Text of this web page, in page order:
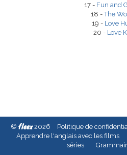
17 - Fun and
18 -The
19 - Love
20 - Love
© fleex2026 Politique de
Apprendre l'anglais avec les films
séries